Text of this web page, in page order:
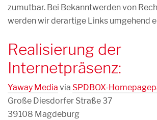
zumutbar. Bei Bekanntwerden von
werden wir derartige Links umgehend
Realisierung der
Internetpräsenz:
Yaway Media via SPDBOX-
Große Diesdorfer Straße 37
39108 Magdeburg